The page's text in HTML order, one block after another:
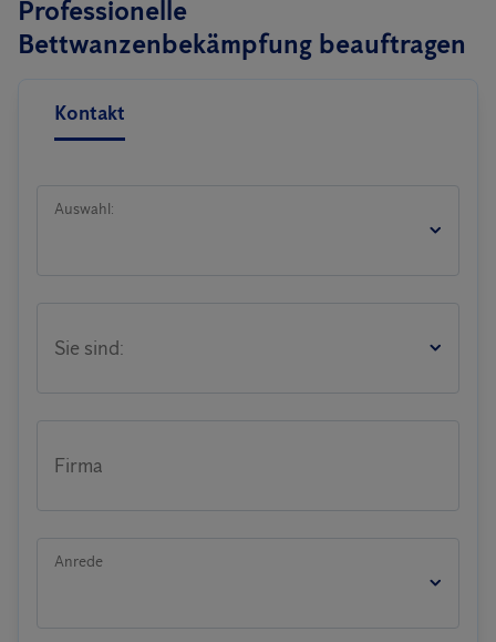
Professionelle
Bettwanzenbekämpfung beauftragen
Kontakt
Auswahl:
Sie sind:
Firma
Anrede